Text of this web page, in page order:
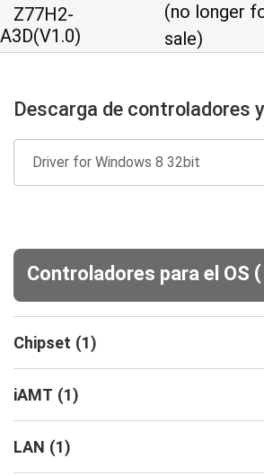
Z77H2-
A3D(V1.0)
(no longer
sale)
Descarga de controladores
Controladores para el OS (
Chipset (1)
iAMT (1)
LAN (1)